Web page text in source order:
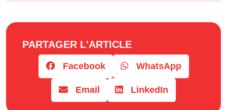
PARTAGER L'ARTICLE
Facebook WhatsApp
Email LinkedIn